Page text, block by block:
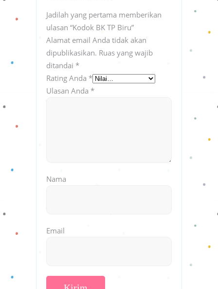
Jadilah yang pertama memberikan
ulasan “Kodok BK TP Biru”
Alamat email Anda tidak akan
dipublikasikan. Ruas yang wajib
ditandai *
Rating Anda *
Ulasan Anda *
Nama
Email